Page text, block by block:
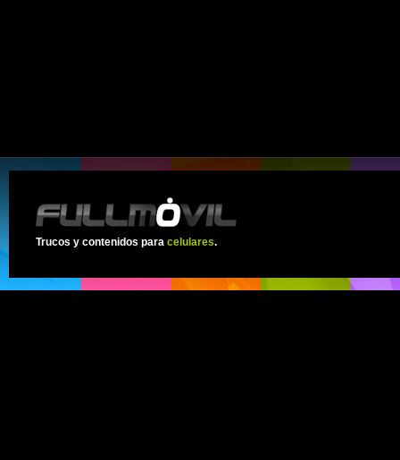
Trucos y contenidos para celulares.